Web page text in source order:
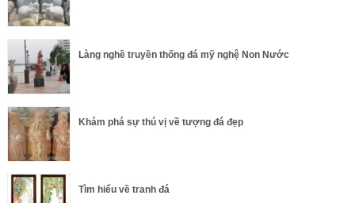
Làng nghề truyền thống đá mỹ nghệ Non Nước
Khám phá sự thú vị về tượng đá đẹp
Tìm hiểu về tranh đá